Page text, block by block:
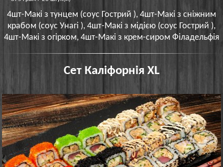
4шт-Макі з тунцем (соус Гострий ), 4шт-Макі з сніжним
крабом (соус Унагі ), 4шт-Макі з мідією (соус Гострий ),
4шт-Макі з огірком, 4шт-Макі з крем-сиром Філадельфія
Сет Каліфорнія XL